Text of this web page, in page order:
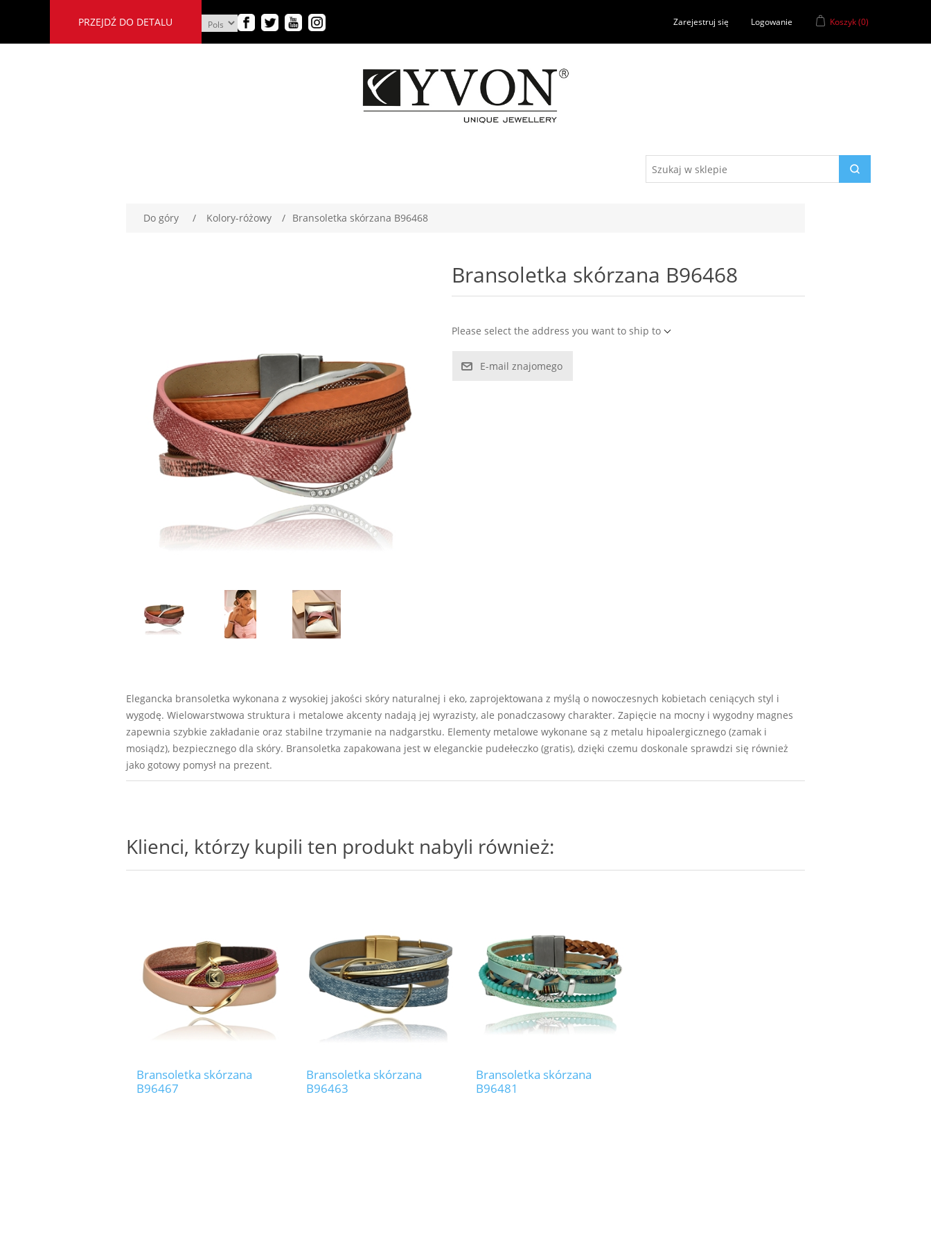
PRZEJDŹ DO DETALU Zarejestruj się Logowanie Koszyk(0)
Do góry / Kolory-różowy / Bransoletka skórzana B96468
Bransoletka skórzana B96468
Please select the address you want to ship to
E-mail znajomego
Elegancka bransoletka wykonana z wysokiej jakości skóry naturalnej i eko, zaprojektowana z myślą o nowoczesnych kobietach ceniących styl i
wygodę. Wielowarstwowa struktura i metalowe akcenty nadają jej wyrazisty, ale ponadczasowy charakter. Zapięcie na mocny i wygodny magnes
zapewnia szybkie zakładanie oraz stabilne trzymanie na nadgarstku. Elementy metalowe wykonane są z metalu hipoalergicznego (zamak i
mosiądz), bezpiecznego dla skóry. Bransoletka zapakowana jest w eleganckie pudełeczko (gratis), dzięki czemu doskonale sprawdzi się również
jako gotowy pomysł na prezent.
Klienci, którzy kupili ten produkt nabyli również:
Bransoletka skórzana
B96467
Bransoletka skórzana
B96463
Bransoletka skórzana
B96481